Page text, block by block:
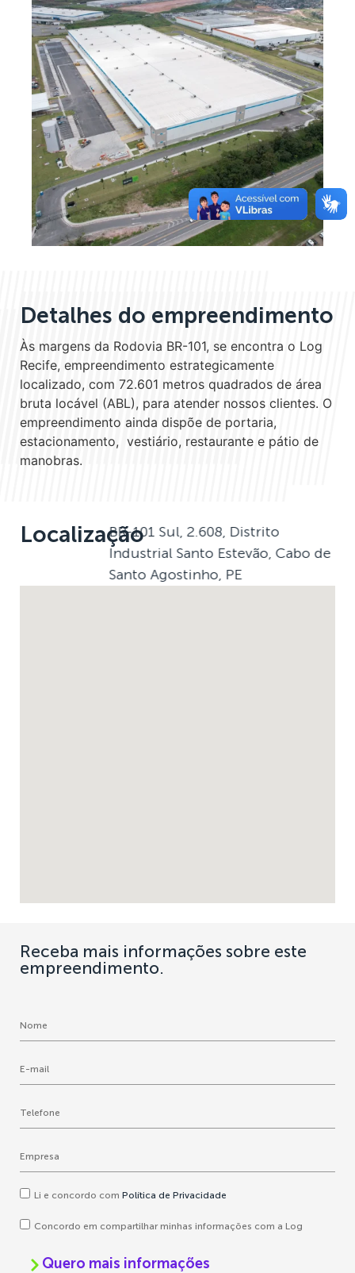
Detalhes do empreendimento
Às margens da Rodovia BR-101, se encontra o Log
Recife, empreendimento estrategicamente
localizado, com 72.601 metros quadrados de área
bruta locável (ABL), para atender nossos clientes. O
empreendimento ainda dispõe de portaria,
estacionamento, vestiário, restaurante e pátio de
manobras.
LocalizaçãoBR-101 Sul, 2.608, Distrito
Industrial Santo Estevão, Cabo de
Santo Agostinho, PE
Receba mais informações sobre este
empreendimento.
Li e concordo com Política de Privacidade
Concordo em compartilhar minhas informações com a Log
Quero mais informações